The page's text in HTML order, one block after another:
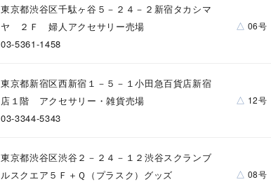
東京都渋谷区千駄ヶ谷５－２４－２新宿タカシマ
ヤ ２Ｆ 婦人アクセサリー売場
03-5361-1458
△ 06号
東京都新宿区西新宿１－５－１小田急百貨店新宿
店１階 アクセサリー・雑貨売場
03-3344-5343
△ 12号
東京都渋谷区渋谷２－２４－１２渋谷スクランブ
ルスクエア５Ｆ＋Ｑ（プラスク）グッズ
△ 08号